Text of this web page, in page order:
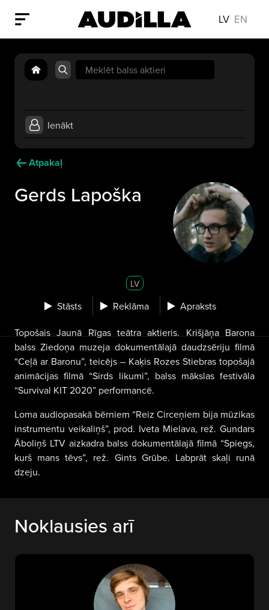
LV EN
Search
for:
Ienākt
Atpakaļ
Gerds Lapoška
LV
Stāsts Reklāma Apraksts
Topošais Jaunā Rīgas teātra aktieris. Krišjāņa Barona
balss Ziedoņa muzeja dokumentālajā daudzsēriju filmā
“Ceļā ar Baronu”, teicējs – Kaķis Rozes Stiebras topošajā
animācijas filmā “Sirds likumi”, balss mākslas festivāla
“Survival KIT 2020” performancē.
Loma audiopasakā bērniem “Reiz Circeņiem bija mūzikas
instrumentu veikaliņš”, prod. Iveta Mielava, rež. Gundars
Āboliņš LTV aizkadra balss dokumentālajā filmā “Spiegs,
kurš mans tēvs”, rež. Gints Grūbe. Labprāt skaļi runā
dzeju.
Noklausies arī